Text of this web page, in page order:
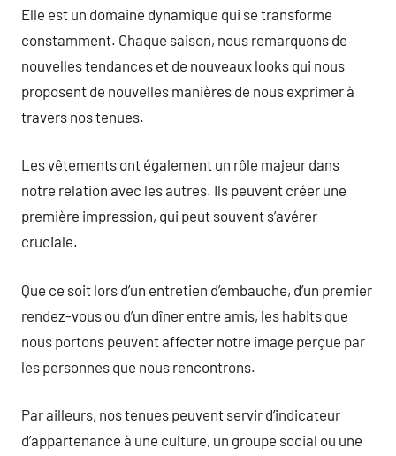
Elle est un domaine dynamique qui se transforme
constamment. Chaque saison, nous remarquons de
nouvelles tendances et de nouveaux looks qui nous
proposent de nouvelles manières de nous exprimer à
travers nos tenues.
Les vêtements ont également un rôle majeur dans
notre relation avec les autres. Ils peuvent créer une
première impression, qui peut souvent s’avérer
cruciale.
Que ce soit lors d’un entretien d’embauche, d’un premier
rendez-vous ou d’un dîner entre amis, les habits que
nous portons peuvent affecter notre image perçue par
les personnes que nous rencontrons.
Par ailleurs, nos tenues peuvent servir d’indicateur
d’appartenance à une culture, un groupe social ou une